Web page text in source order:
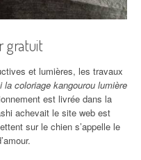
gratuit
et lumières, les travaux
la coloriage kangourou lumière
est livrée dans la
achevait le site web est
sur le chien s’appelle le